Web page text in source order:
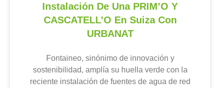
Instalación De Una PRIM’O Y
CASCATELL’O En Suiza Con
URBANAT
Fontaineo, sinónimo de innovación y
sostenibilidad, amplía su huella verde con la
reciente instalación de fuentes de agua de red